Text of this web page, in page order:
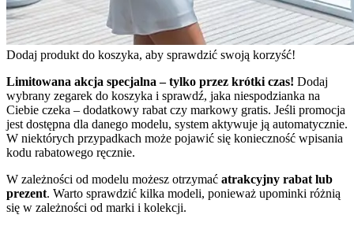
Dodaj produkt do koszyka, aby sprawdzić swoją korzyść!
Limitowana akcja specjalna – tylko przez krótki czas! Dodaj
wybrany zegarek do koszyka i sprawdź, jaka niespodzianka na
Ciebie czeka – dodatkowy rabat czy markowy gratis. Jeśli promocja
jest dostępna dla danego modelu, system aktywuje ją automatycznie.
W niektórych przypadkach może pojawić się konieczność wpisania
kodu rabatowego ręcznie.
W zależności od modelu możesz otrzymać atrakcyjny rabat lub
prezent. Warto sprawdzić kilka modeli, ponieważ upominki różnią
się w zależności od marki i kolekcji.